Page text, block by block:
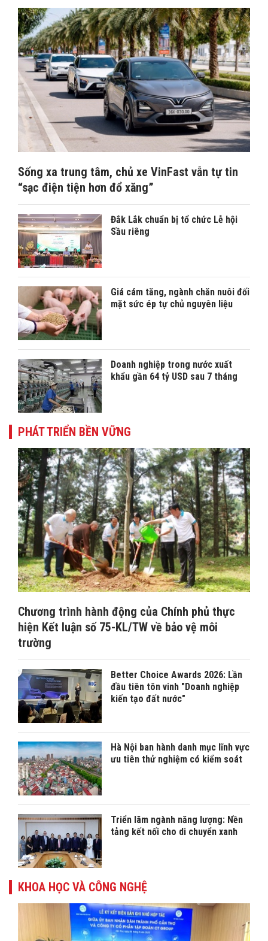
Sống xa trung tâm, chủ xe VinFast vẫn tự tin
“sạc điện tiện hơn đổ xăng”
Đắk Lắk chuẩn bị tổ chức Lễ hội
Sầu riêng
Giá cám tăng, ngành chăn nuôi đối
mặt sức ép tự chủ nguyên liệu
Doanh nghiệp trong nước xuất
khẩu gần 64 tỷ USD sau 7 tháng
PHÁT TRIỂN BỀN VỮNG
Chương trình hành động của Chính phủ thực
hiện Kết luận số 75-KL/TW về bảo vệ môi
trường
Better Choice Awards 2026: Lần
đầu tiên tôn vinh "Doanh nghiệp
kiến tạo đất nước"
Hà Nội ban hành danh mục lĩnh vực
ưu tiên thử nghiệm có kiểm soát
Triển lãm ngành năng lượng: Nền
tảng kết nối cho di chuyển xanh
KHOA HỌC VÀ CÔNG NGHỆ